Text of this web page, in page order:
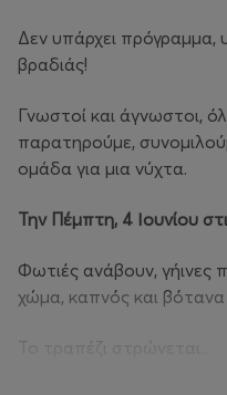
Δεν υπάρχει
βραδιάς!
Γνωστοί και άγνωστοι,
παρατηρούμε,
ομάδα για μια νύχτα.
Την Πέμπτη, 4 Ιουνίου
Φωτιές ανάβουν,
χώμα, καπνός και